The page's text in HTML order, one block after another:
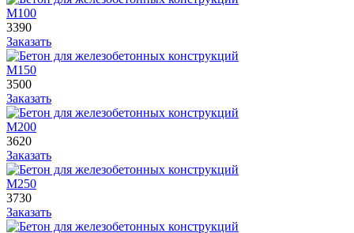
М100
3390
Заказать
М150
3500
Заказать
М200
3620
Заказать
М250
3730
Заказать